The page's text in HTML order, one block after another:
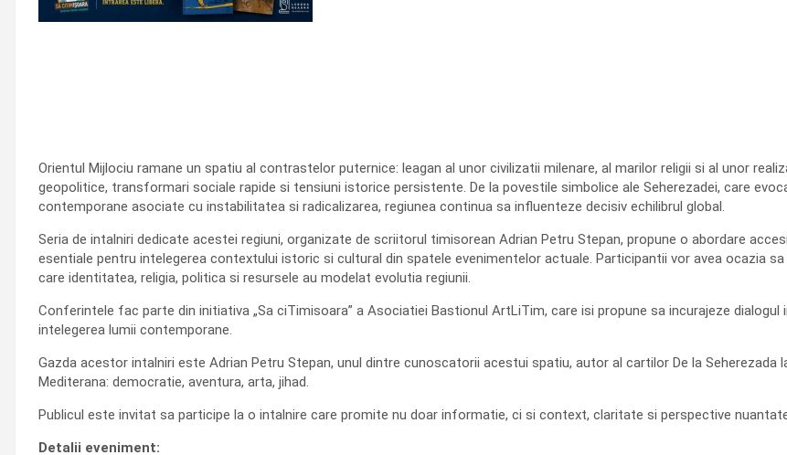
Orientul Mijlociu ramane un spatiu al contrastelor puternice: leagan al unor civilizatii milenare, al marilor religii si al unor
geopolitice, transformari sociale rapide si tensiuni istorice persistente. De la povestile simbolice ale Seherezadei, care
contemporane asociate cu instabilitatea si radicalizarea, regiunea continua sa influenteze decisiv echilibrul global.
Seria de intalniri dedicate acestei regiuni, organizate de scriitorul timisorean Adrian Petru Stepan, propune o abordare
esentiale pentru intelegerea contextului istoric si cultural din spatele evenimentelor actuale. Participantii vor avea ocazia
care identitatea, religia, politica si resursele au modelat evolutia regiunii.
Conferintele fac parte din initiativa „Sa ciTimisoara” a Asociatiei Bastionul ArtLiTim, care isi propune sa incurajeze
intelegerea lumii contemporane.
Gazda acestor intalniri este Adrian Petru Stepan, unul dintre cunoscatorii acestui spatiu, autor al cartilor De la Seherezada
Mediterana: democratie, aventura, arta, jihad.
Publicul este invitat sa participe la o intalnire care promite nu doar informatie, ci si context, claritate si perspective
Detalii eveniment: